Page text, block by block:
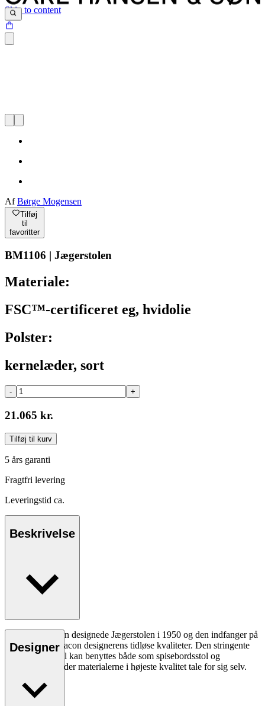
Skip to content
AfBørge Mogensen
Tilføj
til
favoritter
BM1106 | Jægerstolen
Materiale:
FSC™-certificeret eg, hvidolie
Polster:
kernelæder, sort
- +
21.065 kr.
Tilføj til kurv
5 års garanti
Fragtfri levering
Leveringstid ca.
Beskrivelse
Børge Mogensen designede Jægerstolen i 1950 og den indfanger på
overbevisende facon designerens tidløse kvaliteter. Den stringente
og fuldendte stol kan benyttes både som spisebordsstol og
loungestol og lader materialerne i højeste kvalitet tale for sig selv.
Læs mere
Designer